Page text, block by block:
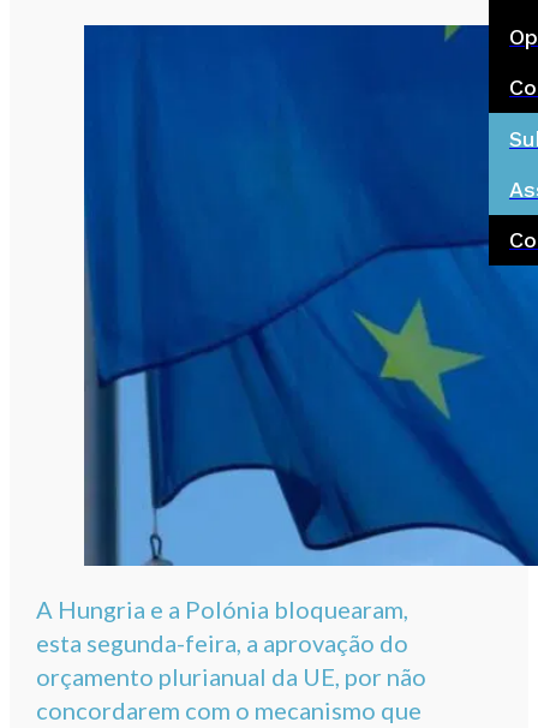
A Hungria e a Polónia bloquearam,
esta segunda-feira, a aprovação do
orçamento plurianual da UE, por não
concordarem com o mecanismo que